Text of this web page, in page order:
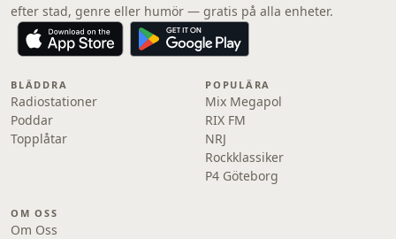
efter stad, genre eller humör — gratis på alla enheter.
BLÄDDRA
Radiostationer
Poddar
Topplåtar
POPULÄRA
Mix Megapol
RIX FM
NRJ
Rockklassiker
P4 Göteborg
OM OSS
Om Oss